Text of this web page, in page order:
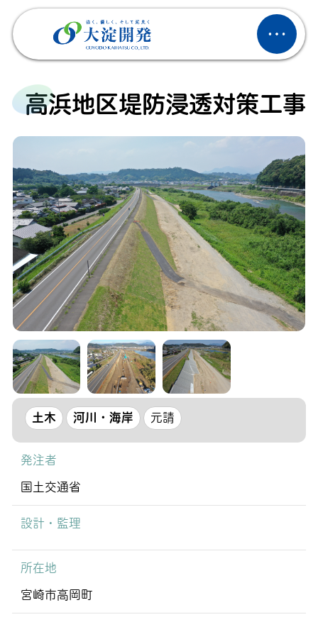
高浜地区堤防浸透対策工事
土木 河川・海岸 元請
発注者
国土交通省
設計・監理
所在地
宮崎市高岡町